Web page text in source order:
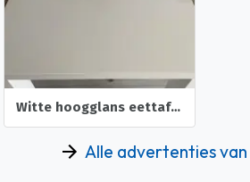
Witte hoogglans eettafel 190x90
Alle advertenties